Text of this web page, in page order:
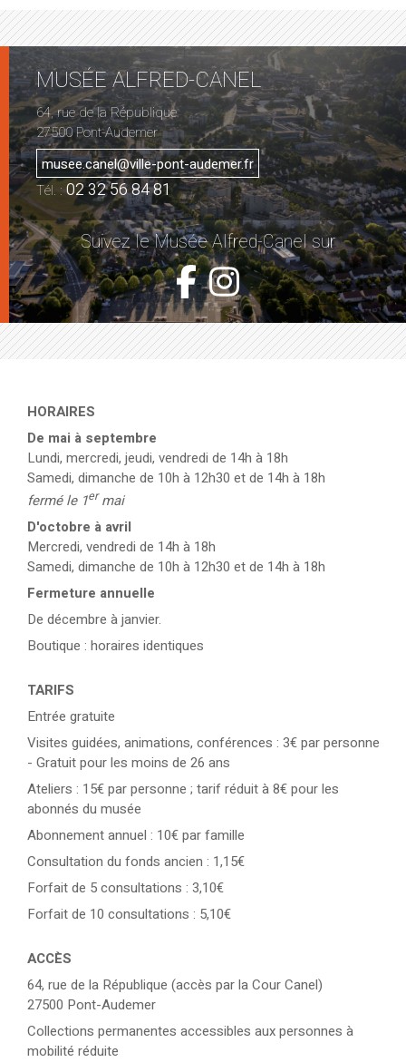
MUSÉE ALFRED-CANEL
64, rue de la République
27500 Pont-Audemer
musee.canel@ville-pont-audemer.fr
Tél. :02 32 56 84 81
Suivez le Musée Alfred-Canel sur
Voir la page
Voir la
HORAIRES
De mai à septembre
Lundi, mercredi, jeudi, vendredi de 14h à 18h
Samedi, dimanche de 10h à 12h30 et de 14h à 18h
fermé le 1ermai
D'octobre à avril
Mercredi, vendredi de 14h à 18h
Samedi, dimanche de 10h à 12h30 et de 14h à 18h
Fermeture annuelle
De décembre à janvier.
Boutique : horaires identiques
TARIFS
Entrée gratuite
Visites guidées, animations, conférences : 3€ par personne
- Gratuit pour les moins de 26 ans
Ateliers : 15€ par personne ; tarif réduit à 8€ pour les
abonnés du musée
Abonnement annuel : 10€ par famille
Consultation du fonds ancien : 1,15€
Forfait de 5 consultations : 3,10€
Forfait de 10 consultations : 5,10€
ACCÈS
64, rue de la République (accès par la Cour Canel)
27500 Pont-Audemer
Collections permanentes accessibles aux personnes à
mobilité réduite